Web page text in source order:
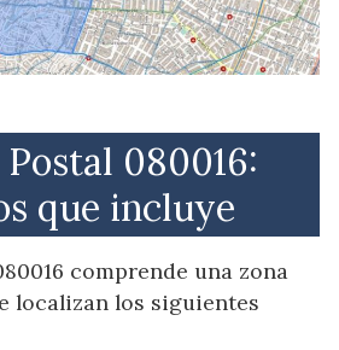
080016:
que incluye
comprende una zona
localizan los siguientes